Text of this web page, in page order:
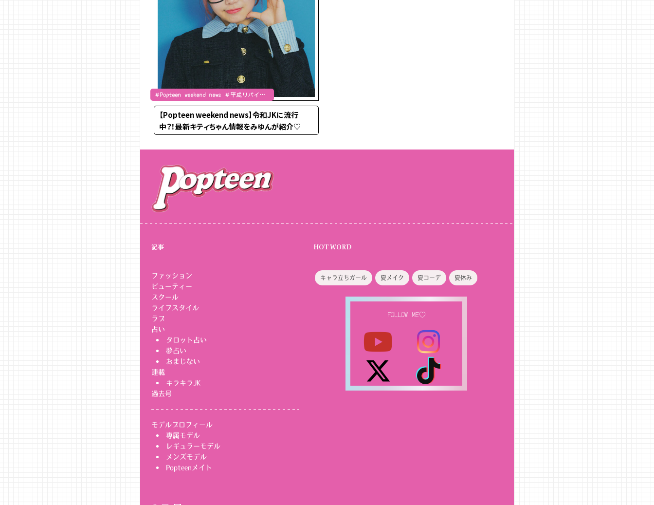
＃Popteen weekend news ＃平成リバイバ
ル ＃令和ぎゃる
【Popteen weekend news】令和JKに流行
中？！最新キティちゃん情報をみゆんが紹介♡
記事
ファッション
ビューティー
スクール
ライフスタイル
ラブ
占い
タロット占い
夢占い
おまじない
連載
キラキラJK
過去号
モデルプロフィール
専属モデル
レギュラーモデル
メンズモデル
Popteenメイト
HOT WORD
キャラ立ちガール 夏メイク 夏コーデ 夏休み
FOLLOW ME♡